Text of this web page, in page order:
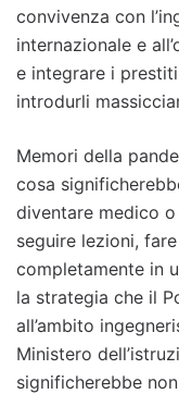
convivenza con
internazionale e
e integrare i
introdurli
Memori della
cosa
diventare medico
seguire lezioni,
completamente in
la strategia che il
all’ambito
Ministero
significherebbe